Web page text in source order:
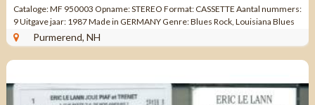
Cataloge: MF 950003 Opname: STEREO Format: CASSETTE Aantal nummers:
9 Uitgave jaar: 1987 Made in GERMANY Genre: Blues Rock, Louisiana Blues
Kwaliteit: ALS ...
Purmerend, NH